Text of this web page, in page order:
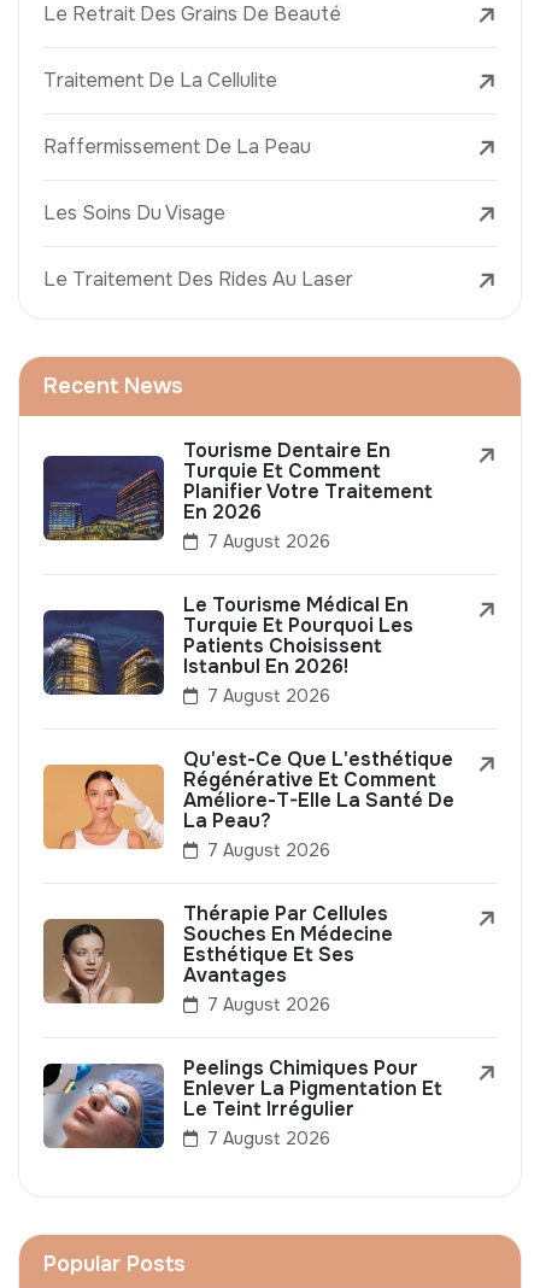
Le Retrait Des Grains De Beauté
Traitement De La Cellulite
Raffermissement De La Peau
Les Soins Du Visage
Le Traitement Des Rides Au Laser
Recent News
Tourisme Dentaire En
Turquie Et Comment
Planifier Votre Traitement
En 2026
7 August 2026
Le Tourisme Médical En
Turquie Et Pourquoi Les
Patients Choisissent
Istanbul En 2026!
7 August 2026
Qu'est-Ce Que L'esthétique
Régénérative Et Comment
Améliore-T-Elle La Santé De
La Peau?
7 August 2026
Thérapie Par Cellules
Souches En Médecine
Esthétique Et Ses
Avantages
7 August 2026
Peelings Chimiques Pour
Enlever La Pigmentation Et
Le Teint Irrégulier
7 August 2026
Popular Posts